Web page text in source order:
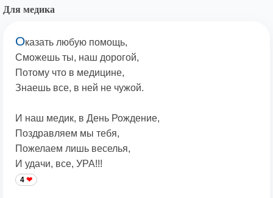
Для медика
Оказать любую помощь,
Сможешь ты, наш дорогой,
Потому что в медицине,
Знаешь все, в ней не чужой.
И наш медик, в День Рождение,
Поздравляем мы тебя,
Пожелаем лишь веселья,
И удачи, все, УРА!!!
4